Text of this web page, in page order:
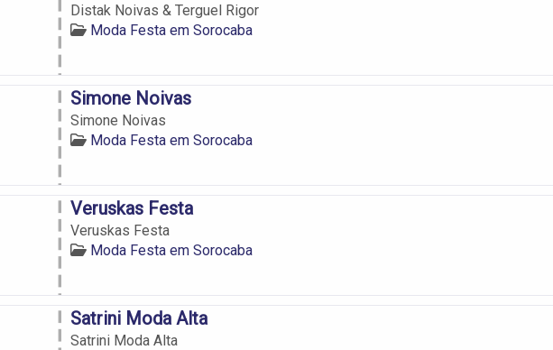
Distak Noivas & Terguel Rigor
Moda Festa em Sorocaba
Simone Noivas
Simone Noivas
Moda Festa em Sorocaba
Veruskas Festa
Veruskas Festa
Moda Festa em Sorocaba
Satrini Moda Alta
Satrini Moda Alta